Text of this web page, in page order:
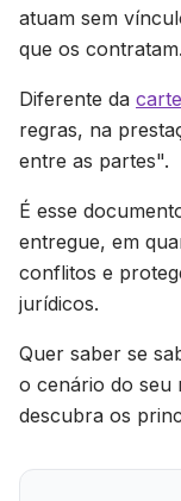
atuam sem
que os contratam.
Diferente da
regras, na
entre as partes".
É esse
entregue, em
conflitos e
jurídicos.
Quer saber se
o cenário do seu
descubra os